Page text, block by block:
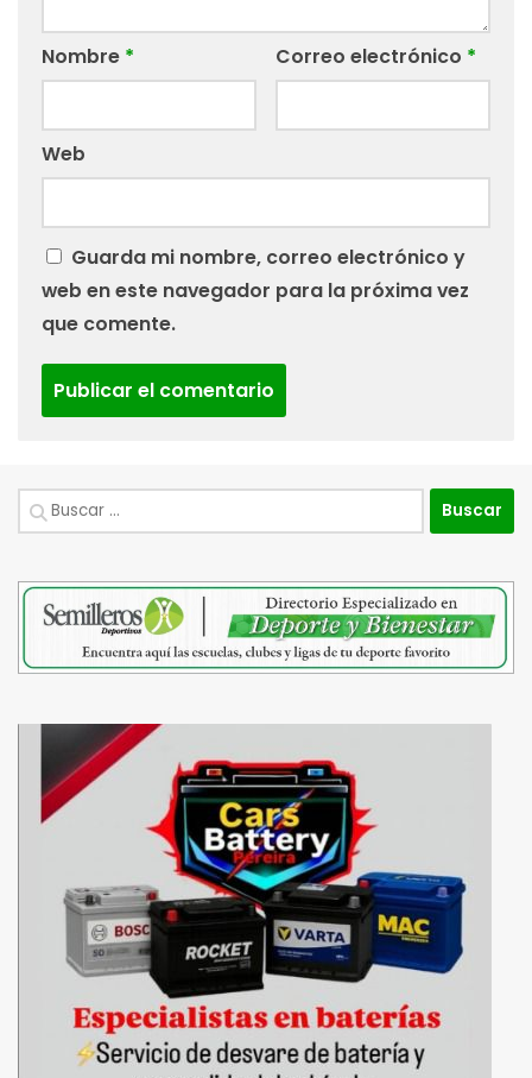
Nombre * Correo electrónico *
Web
Guarda mi nombre, correo electrónico y
web en este navegador para la próxima vez
que comente.
Buscar: